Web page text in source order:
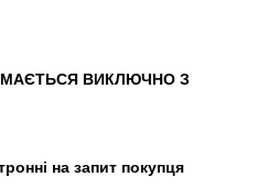
ВИКЛЮЧНО З
на запит покупця